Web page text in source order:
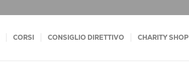
CORSI CONSIGLIO DIRETTIVO CHARITY SHOP